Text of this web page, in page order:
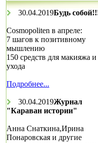
30.04.2019Будь
Cosmopoliten в апреле:
7 шагов к позитивному
мышлению
150 средств для макияжа и
ухода
Подробнее...
30.04.2019Журнал
"Караван истории"
Анна Снаткина,Ирина
Понаровская и другие